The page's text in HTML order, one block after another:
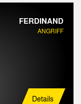
FERDINAND
ANGRIFF
Details